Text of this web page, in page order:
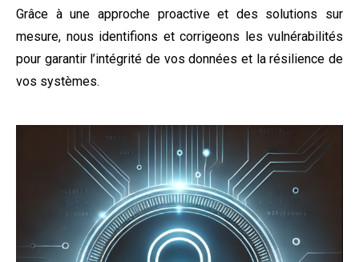
Grâce à une approche proactive et des solutions sur
mesure, nous identifions et corrigeons les vulnérabilités
pour garantir l’intégrité de vos données et la résilience de
vos systèmes.